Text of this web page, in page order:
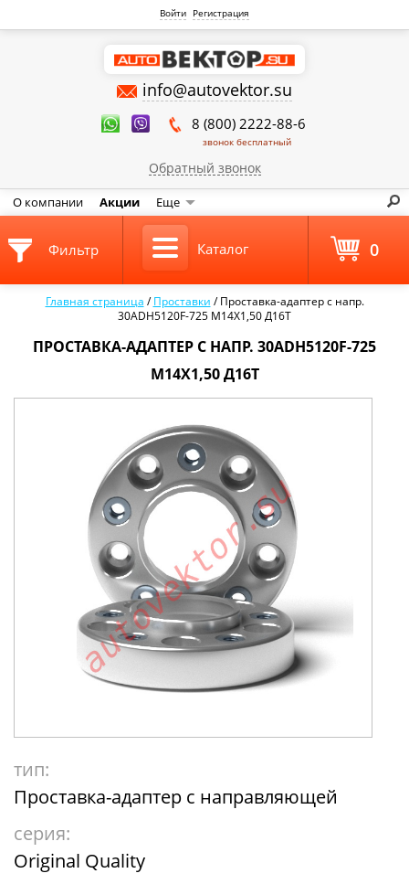
Войти Регистрация
info@autovektor.su
8 (800) 2222-88-6
звонок бесплатный
Обратный звонок
О компании Акции Еще
Главная страница /Проставки /Проставка-адаптер с напр.
30ADH5120F-725 М14Х1,50 Д16Т
ПРОСТАВКА-АДАПТЕР С НАПР. 30ADH5120F-725
М14Х1,50 Д16Т
тип:
Проставка-адаптер с направляющей
серия:
Original Quality
Фильтр Каталог 0